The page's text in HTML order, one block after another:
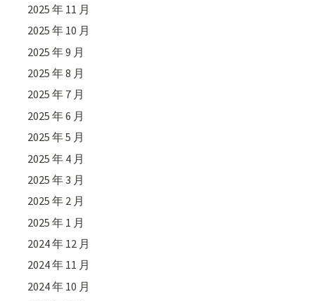
2025 年 11 月
2025 年 10 月
2025 年 9 月
2025 年 8 月
2025 年 7 月
2025 年 6 月
2025 年 5 月
2025 年 4 月
2025 年 3 月
2025 年 2 月
2025 年 1 月
2024 年 12 月
2024 年 11 月
2024 年 10 月